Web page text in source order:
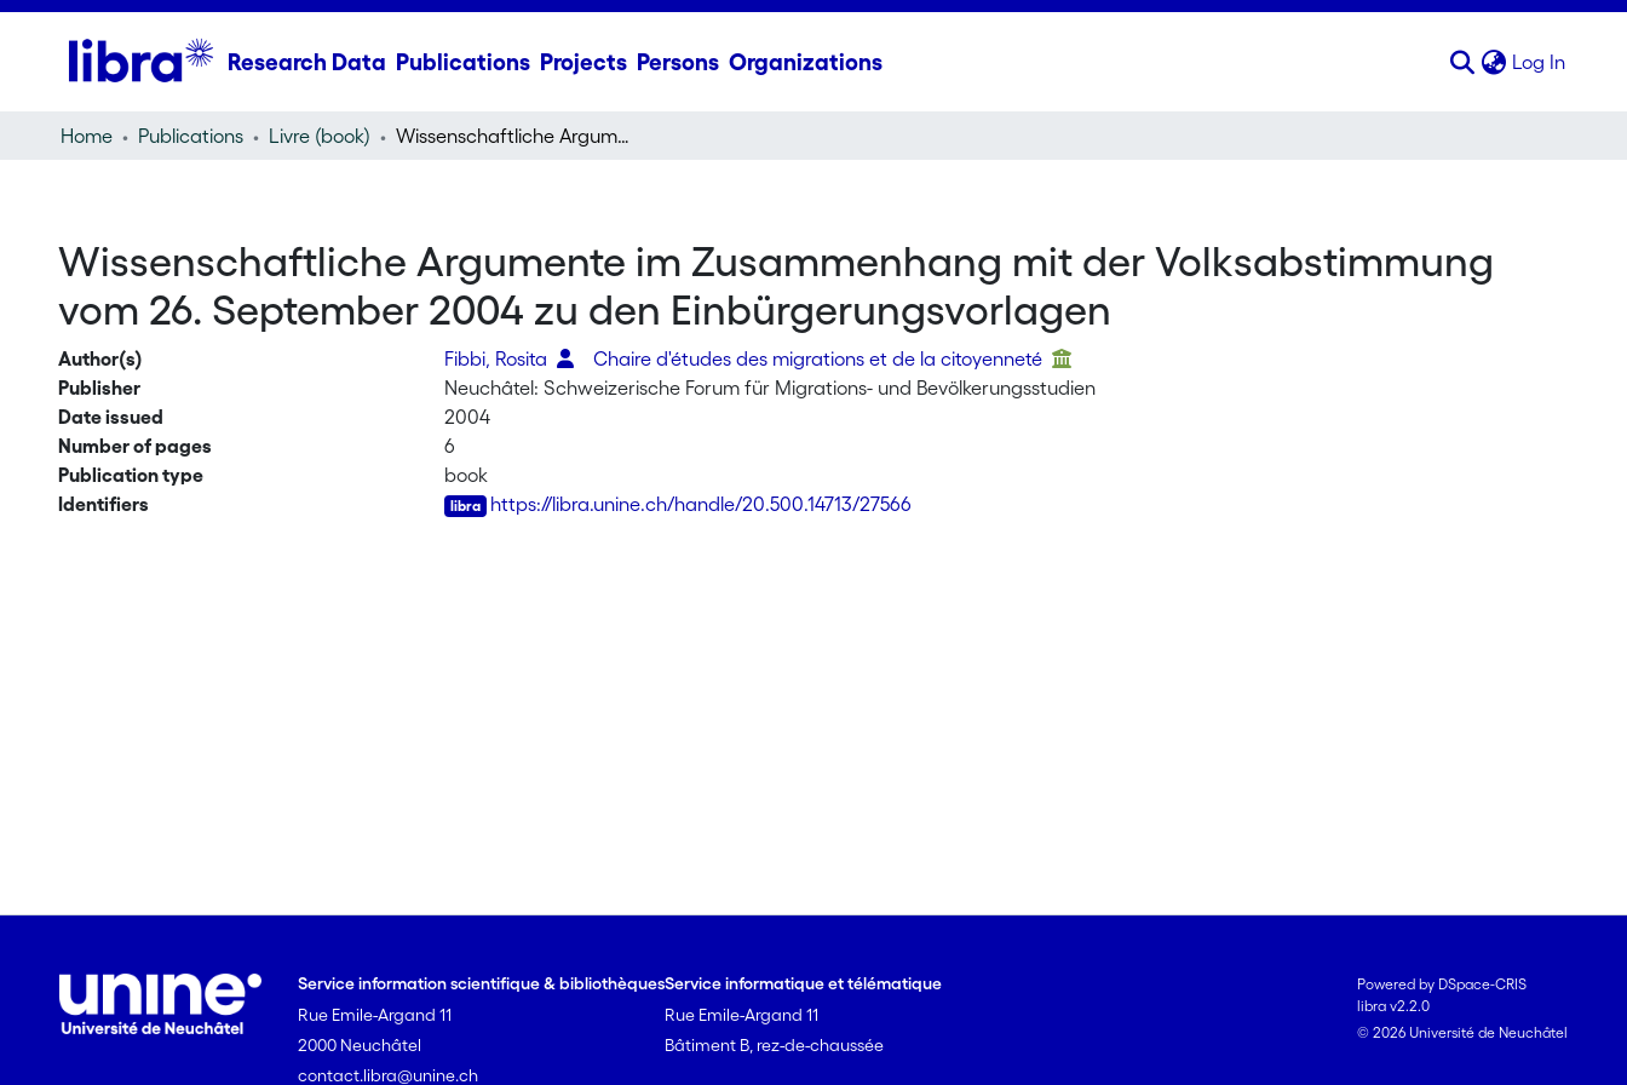
Research Data Publications Projects Persons Organizations Log In
Home Publications Livre (book) Wissenschaftliche Argumente im Zusammenhang mit der Volksabstimmung vom 26. September 2004 zu den Einbürgerungsvorlagen
Wissenschaftliche Argumente im Zusammenhang mit der Volksabstimmung
vom 26. September 2004 zu den Einbürgerungsvorlagen
Author(s) Fibbi, Rosita
Chaire d'études des migrations et de la citoyenneté
Publisher
Neuchâtel: Schweizerische Forum für Migrations- und Bevölkerungsstudien
Date issued
2004
Number of pages
6
Publication type
book
Identifiers
https://libra.unine.ch/handle/20.500.14713/27566
Service information scientifique & bibliothèques
Rue Emile-Argand 11
2000 Neuchâtel
contact.libra@unine.ch
Service informatique et télématique
Rue Emile-Argand 11
Bâtiment B, rez-de-chaussée
Powered by DSpace-CRIS
libra v2.2.0
© 2026 Université de Neuchâtel